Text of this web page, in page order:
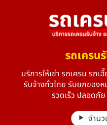
รถเครน
บริการให้เช่า รถเครน รถเ
รับจ้างทั่วไทย รับยกของ
รวดเร็ว ปลอดภั
จำน